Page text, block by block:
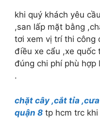
khi quý khách yêu
,san lấp mặt bằng
tơi xem vị trí thi công
điều xe cẩu ,xe quốc
đúng chi phí phù
.
chặt cây ,cắt tỉa
quận 8 tp hcm trc